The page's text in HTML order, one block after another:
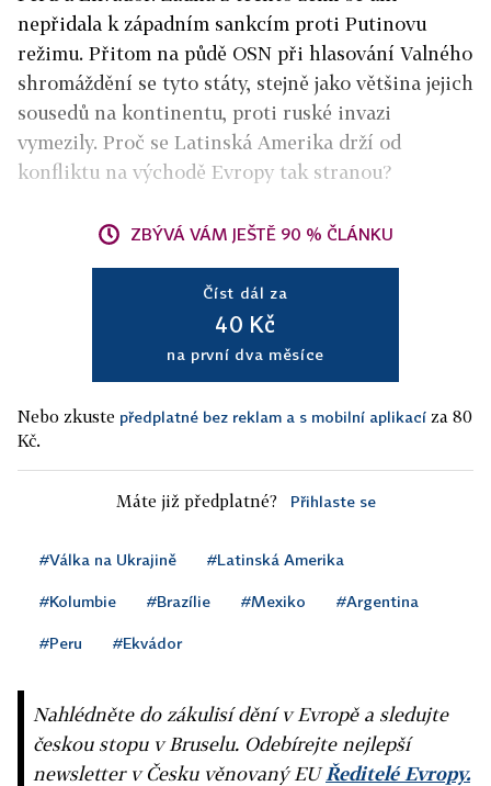
nepřidala k západním sankcím proti Putinovu
režimu. Přitom na půdě OSN při hlasování Valného
shromáždění se tyto státy, stejně jako většina jejich
sousedů na kontinentu, proti ruské invazi
vymezily. Proč se Latinská Amerika drží od
konfliktu na východě Evropy tak stranou?
ZBÝVÁ VÁM JEŠTĚ 90 % ČLÁNKU
Číst dál za
40 Kč
na první dva měsíce
Nebo zkuste předplatné bez reklam a s mobilní aplikací za 80
Kč.
Máte již předplatné? Přihlaste se
#Válka na Ukrajině #Latinská Amerika
#Kolumbie #Brazílie #Mexiko #Argentina
#Peru #Ekvádor
Nahlédněte do zákulisí dění v Evropě a sledujte
českou stopu v Bruselu. Odebírejte nejlepší
newsletter v Česku věnovaný EUŘeditelé Evropy.